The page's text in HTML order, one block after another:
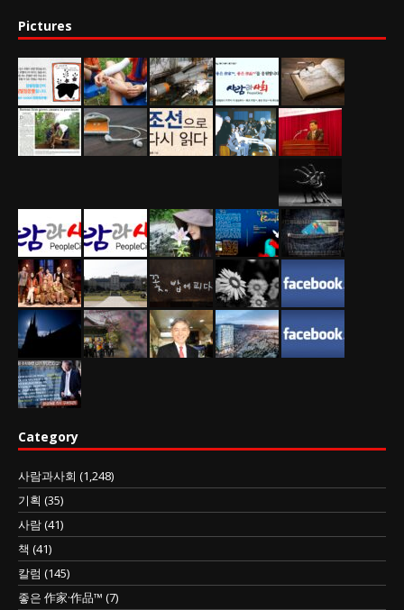
Pictures
Category
사람과사회 (1,248)
기획 (35)
사람(41)
책 (41)
칼럼 (145)
좋은 作家·作品™ (7)